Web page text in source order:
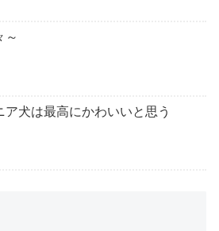
～
ア犬は最高にかわいいと思う